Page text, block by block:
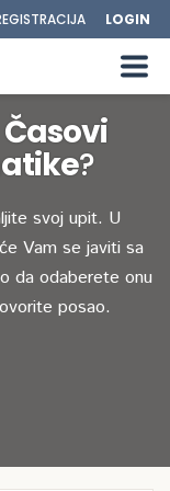
LOGIN
Časovi
?
svoj upit. U
Vam se javiti sa
da odaberete onu
posao.